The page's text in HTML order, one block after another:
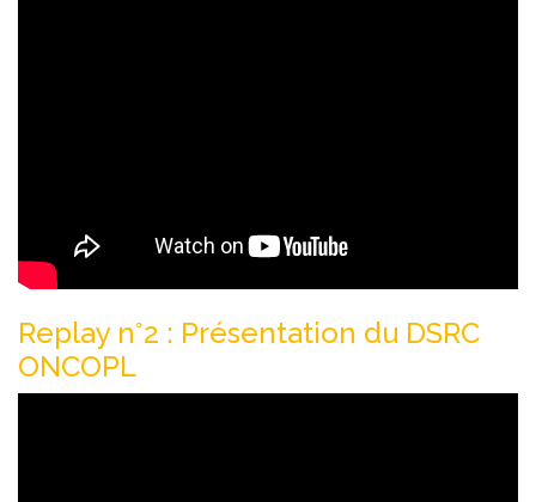
Replay n°2 : Présentation du DSRC
ONCOPL